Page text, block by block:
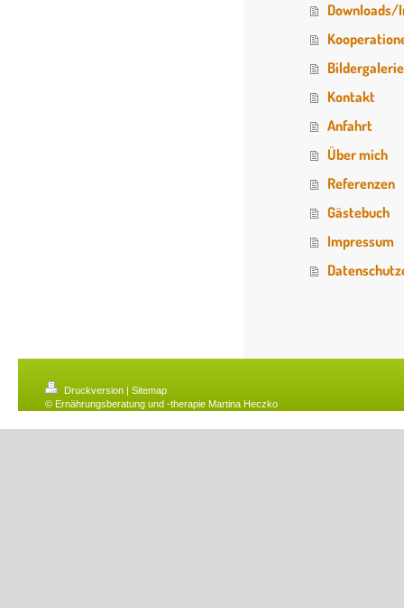
Downloads/
Bildergalerie
Kontakt
Anfahrt
Über mich
Referenzen
Gästebuch
Impressum
Druckversion | Sitemap
© Ernährungsberatung und -therapie Martina Heczko